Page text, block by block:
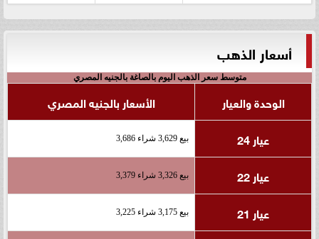
أسعار الذهب
متوسط سعر الذهب اليوم بالصاغة بالجنيه المصري
الوحدة والعيار
الأسعار بالجنيه المصري
عيار 24
بيع 3,629 شراء 3,686
عيار 22 بيع 3,326 شراء 3,379
عيار 21 بيع 3,175 شراء 3,225